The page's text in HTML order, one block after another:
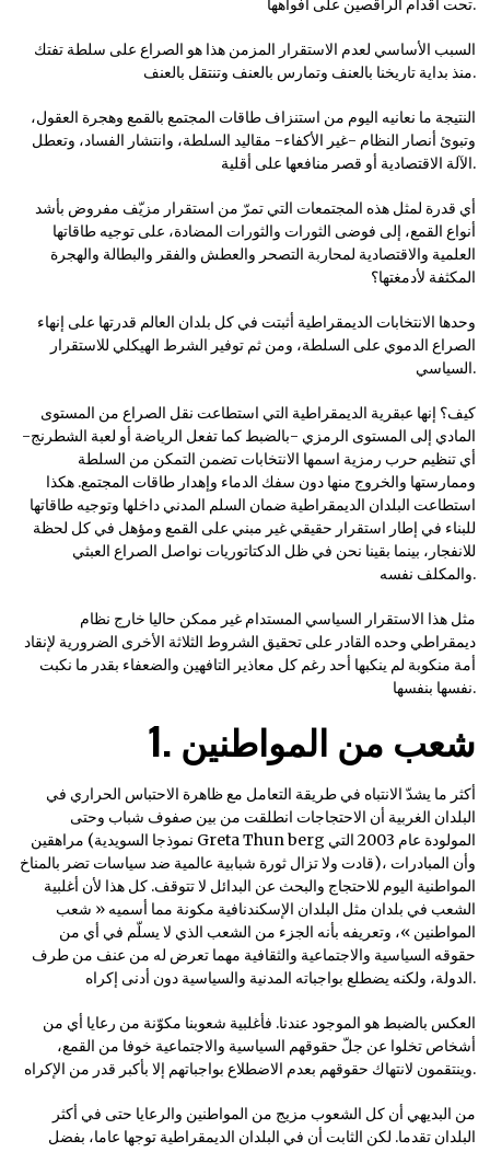
تحت أقدام الراقصين على أفواهها.
السبب الأساسي لعدم الاستقرار المزمن هذا هو الصراع على سلطة تفتك
منذ بداية تاريخنا بالعنف وتمارس بالعنف وتنتقل بالعنف.
النتيجة ما نعانيه اليوم من استنزاف طاقات المجتمع بالقمع وهجرة العقول،
وتبوئ أنصار النظام -غير الأكفاء- مقاليد السلطة، وانتشار الفساد، وتعطل
الآلة الاقتصادية أو قصر منافعها على أقلية.
أي قدرة لمثل هذه المجتمعات التي تمرّ من استقرار مزيّف مفروض بأشد
أنواع القمع، إلى فوضى الثورات والثورات المضادة، على توجيه طاقاتها
العلمية والاقتصادية لمحاربة التصحر والعطش والفقر والبطالة والهجرة
المكثفة لأدمغتها؟
وحدها الانتخابات الديمقراطية أثبتت في كل بلدان العالم قدرتها على إنهاء
الصراع الدموي على السلطة، ومن ثم توفير الشرط الهيكلي للاستقرار
السياسي.
كيف؟ إنها عبقرية الديمقراطية التي استطاعت نقل الصراع من المستوى
المادي إلى المستوى الرمزي -بالضبط كما تفعل الرياضة أو لعبة الشطرنج-
أي تنظيم حرب رمزية اسمها الانتخابات تضمن التمكن من السلطة
وممارستها والخروج منها دون سفك الدماء وإهدار طاقات المجتمع. هكذا
استطاعت البلدان الديمقراطية ضمان السلم المدني داخلها وتوجيه طاقاتها
للبناء في إطار استقرار حقيقي غير مبني على القمع ومؤهل في كل لحظة
للانفجار، بينما بقينا نحن في ظل الدكتاتوريات نواصل الصراع العبثي
والمكلف نفسه.
مثل هذا الاستقرار السياسي المستدام غير ممكن حاليا خارج نظام
ديمقراطي وحده القادر على تحقيق الشروط الثلاثة الأخرى الضرورية لإنقاد
أمة منكوبة لم ينكبها أحد رغم كل معاذير التافهين والضعفاء بقدر ما نكبت
نفسها بنفسها.
1. شعب من المواطنين
أكثر ما يشدّ الانتباه في طريقة التعامل مع ظاهرة الاحتباس الحراري في
البلدان الغربية أن الاحتجاجات انطلقت من بين صفوف شباب وحتى
مراهقين (نموذجا السويدية Greta Thun berg المولودة عام 2003 التي
قادت ولا تزال ثورة شبابية عالمية ضد سياسات تضر بالمناخ)، وأن المبادرات
المواطنية اليوم للاحتجاج والبحث عن البدائل لا تتوقف. كل هذا لأن أغلبية
الشعب في بلدان مثل البلدان الإسكندنافية مكونة مما أسميه « شعب
المواطنين »، وتعريفه بأنه الجزء من الشعب الذي لا يسلّم في أي من
حقوقه السياسية والاجتماعية والثقافية مهما تعرض له من عنف من طرف
الدولة، ولكنه يضطلع بواجباته المدنية والسياسية دون أدنى إكراه.
العكس بالضبط هو الموجود عندنا. فأغلبية شعوبنا مكوّنة من رعايا أي من
أشخاص تخلوا عن جلّ حقوقهم السياسية والاجتماعية خوفا من القمع،
وينتقمون لانتهاك حقوقهم بعدم الاضطلاع بواجباتهم إلا بأكبر قدر من الإكراه.
من البديهي أن كل الشعوب مزيج من المواطنين والرعايا حتى في أكثر
البلدان تقدما. لكن الثابت أن في البلدان الديمقراطية توجها عاما، بفضل